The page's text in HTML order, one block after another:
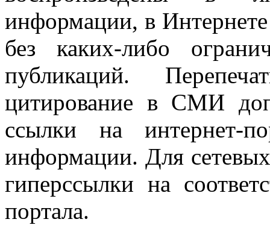
информации, в
без каких-либо
публикаций.
цитирование в СМИ
ссылки на интернет-
информации. Для
гиперссылки на
портала.